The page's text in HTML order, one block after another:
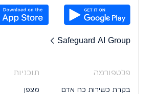
Safeguard AI Group
פלטפורמה
בקרת כשירות כח אדם
תוכניות
מצפן